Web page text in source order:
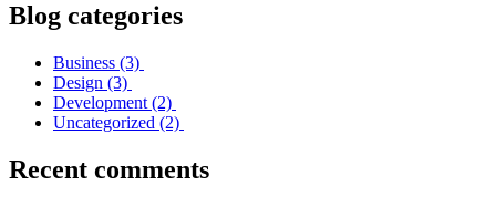
Blog categories
Business (3)
Design (3)
Development (2)
Uncategorized (2)
Recent comments